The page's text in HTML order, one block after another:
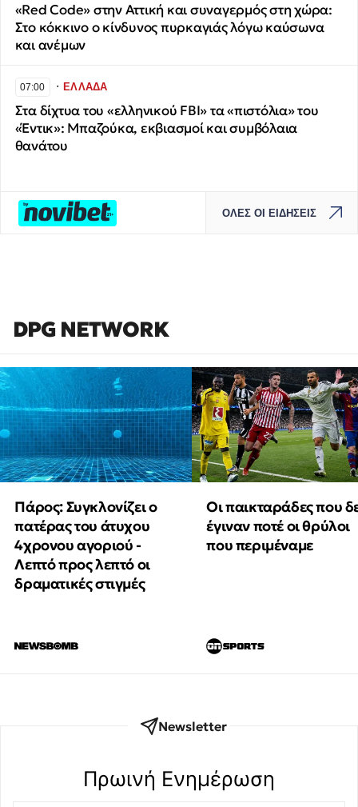
«Red Code» στην Αττική και συναγερμός στη χώρα:
Στο κόκκινο ο κίνδυνος πυρκαγιάς λόγω καύσωνα
και ανέμων
07:00 ∙ΕΛΛΑΔΑ
Στα δίχτυα του «ελληνικού FBI» τα «πιστόλια» του
«Έντικ»: Μπαζούκα, εκβιασμοί και συμβόλαια
θανάτου
ΟΛΕΣ ΟΙ ΕΙΔΗΣΕΙΣ
DPG NETWORK
Πάρος: Συγκλονίζει ο
πατέρας του άτυχου
4χρονου αγοριού -
Λεπτό προς λεπτό οι
δραματικές στιγμές
Οι παικταράδες που
έγιναν ποτέ οι θρύλοι
που περιμέναμε
Newsletter
Πρωινή Eνημέρωση